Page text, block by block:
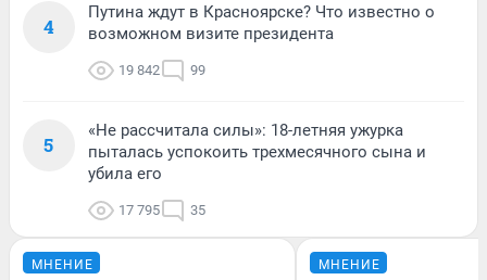
4
Путина ждут в Красноярске? Что известно о
возможном визите президента
19 842 99
5
«Не рассчитала силы»: 18-летняя ужурка
пыталась успокоить трехмесячного сына и
убила его
17 795 35
МНЕНИЕ МНЕНИЕ